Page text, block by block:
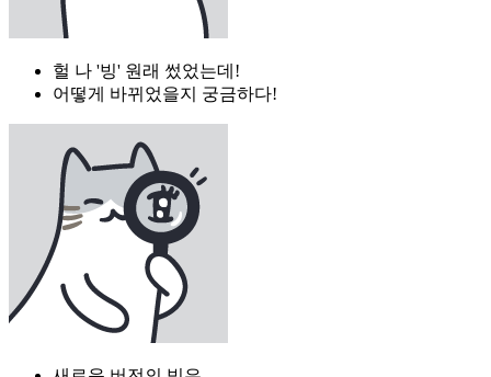
헐 나 '빙' 원래 썼었는데!
어떻게 바뀌었을지 궁금하다!